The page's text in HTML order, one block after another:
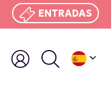
ENTRADAS